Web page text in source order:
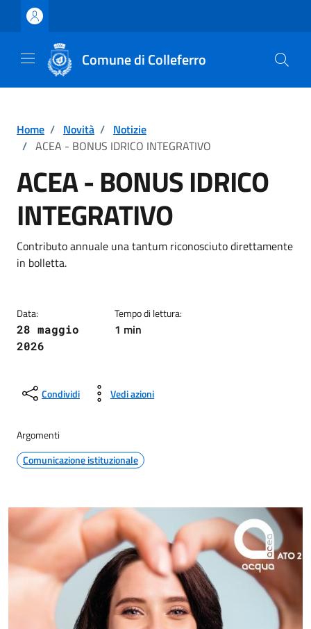
Vai ai contenuti
Vai al footer
Comune di Colleferro
Home / Novità / Notizie
/ ACEA - BONUS IDRICO INTEGRATIVO
ACEA - BONUS IDRICO
INTEGRATIVO
Dettagli della notizia
Contributo annuale una tantum riconosciuto direttamente
in bolletta.
Data:
28 maggio
2026
Tempo di lettura:
1 min
Condividi Vedi azioni
Argomenti
Comunicazione istituzionale